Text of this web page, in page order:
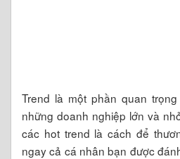
Trend là một phần quan
những doanh nghiệp lớn và
các hot trend là cách để
ngay cả cá nhân bạn được